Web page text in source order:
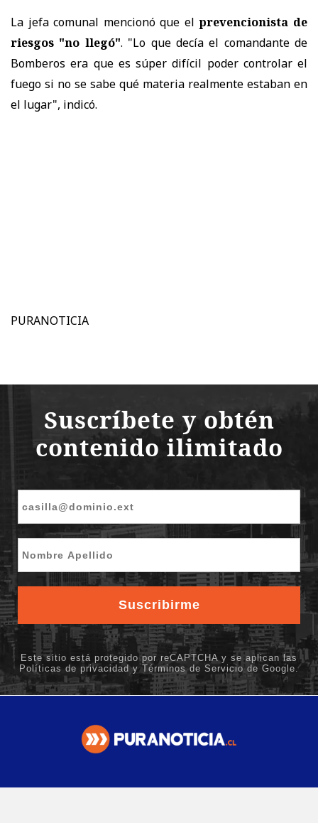
La jefa comunal mencionó que elprevencionista de
riesgos "no llegó". "Lo que decía el comandante de
Bomberos era que es súper difícil poder controlar el
fuego si no se sabe qué materia realmente estaban en
el lugar", indicó.
PURANOTICIA